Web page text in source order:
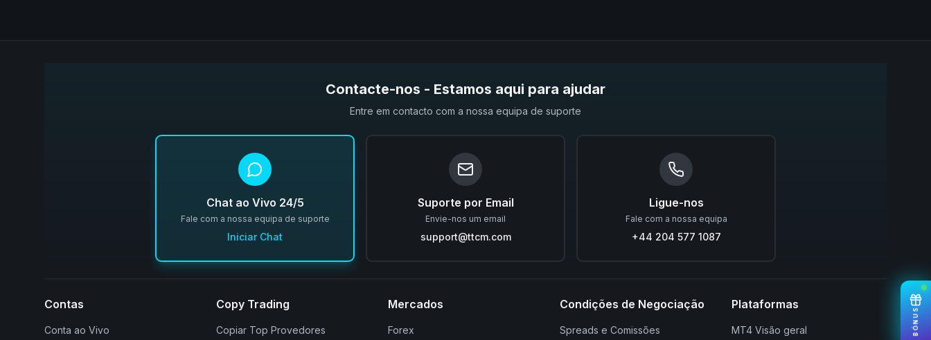
Contacte-nos - Estamos aqui para ajudar
Entre em contacto com a nossa equipa de suporte
Chat ao Vivo 24/5
Fale com a nossa equipa de suporte
Iniciar Chat
Suporte por Email
Envie-nos um email
support@ttcm.com
Ligue-nos
Fale com a nossa equipa
+44 204 577 1087
Contas
Conta ao Vivo
Copy Trading
Copiar Top Provedores
Mercados
Forex
Condições de Negociação
Spreads e Comissões
Plataformas
MT4 Visão geral
BÓNUS